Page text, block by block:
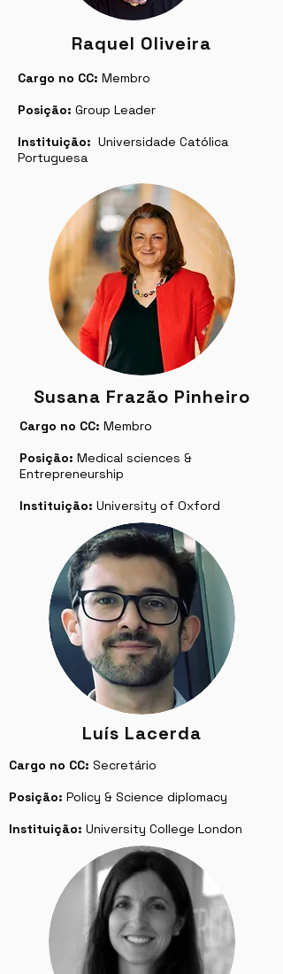
Raquel Oliveira
Cargo no CC: Membro
Posição: Group Leader
Instituição: Universidade Católica
Portuguesa
Susana Frazão Pinheiro
Cargo no CC: Membro
Posição: Medical sciences &
Entrepreneurship
Instituição: University of Oxford
Luís Lacerda
Cargo no CC: Secretário
Posição: Policy & Science diplomacy
Instituição: University College London